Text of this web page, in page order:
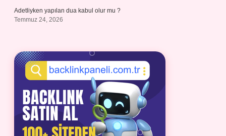
Adetliyken yapılan dua kabul olur mu ?
Temmuz 24, 2026